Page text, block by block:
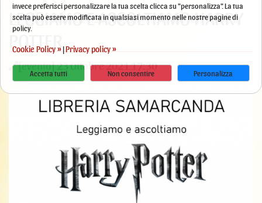
LEGGIAMO E ASCOLTIAMO HARRY
POTTER
[evento] 23 Ottobre 2021 17:30
invece preferisci personalizzare la tua scelta clicca su "personalizza". La tua
scelta può essere modificata in qualsiasi momento nelle nostre pagine di
policy.
Cookie Policy » |Privacy policy »
Accetta tutti Non consentire Personalizza